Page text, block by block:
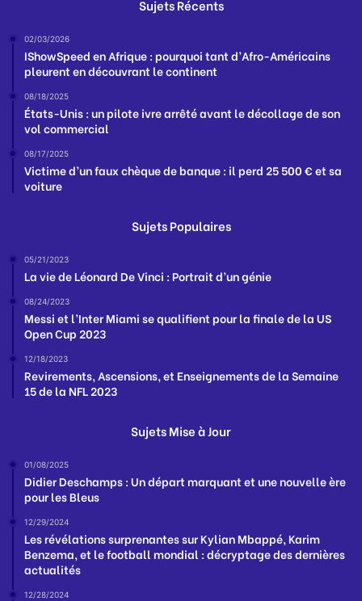
Sujets Récents
02/03/2026
IShowSpeed en Afrique : pourquoi tant d’Afro-Américains
pleurent en découvrant le continent
08/18/2025
États-Unis : un pilote ivre arrêté avant le décollage de son
vol commercial
08/17/2025
Victime d’un faux chèque de banque : il perd 25 500 € et sa
voiture
Sujets Populaires
05/21/2023
La vie de Léonard De Vinci : Portrait d’un génie
08/24/2023
Messi et l’Inter Miami se qualifient pour la finale de la US
Open Cup 2023
12/18/2023
Revirements, Ascensions, et Enseignements de la Semaine
15 de la NFL 2023
Sujets Mise à Jour
01/08/2025
Didier Deschamps : Un départ marquant et une nouvelle ère
pour les Bleus
12/29/2024
Les révélations surprenantes sur Kylian Mbappé, Karim
Benzema, et le football mondial : décryptage des dernières
actualités
12/28/2024